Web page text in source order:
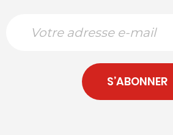
S’ABONNER